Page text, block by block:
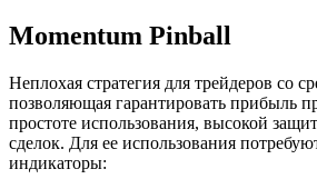
Momentum Pinball
Неплохая стратегия для трейдеров со
позволяющая гарантировать прибыль
простоте использования, высокой
сделок. Для ее использования
индикаторы: